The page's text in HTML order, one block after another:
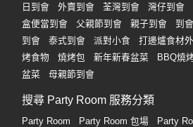
日到會
外賣到會 荃灣到會 灣仔到會
盒便當到會
父親節到會 親子到會 到
到會
泰式到會 派對小食 打邊爐食材
烤食物
燒烤包 新年新春盆菜 BBQ燒
盆菜
母親節到會
搜尋 Party Room 服務分類
Party Room Party Room 包場 Party